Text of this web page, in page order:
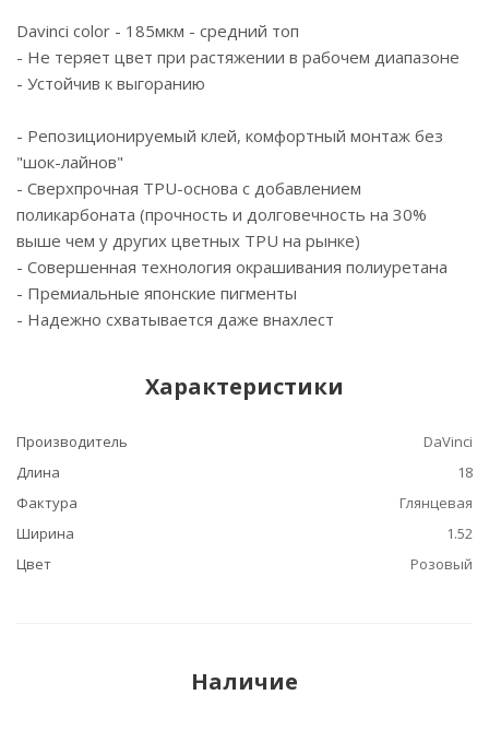
Davinci color - 185мкм - средний топ
- Не теряет цвет при растяжении в рабочем диапазоне
- Устойчив к выгоранию
- Репозиционируемый клей, комфортный монтаж без
"шок-лайнов"
- Сверхпрочная TPU-основа с добавлением
поликарбоната (прочность и долговечность на 30%
выше чем у других цветных TPU на рынке)
- Cовершенная технология окрашивания полиуретана
- Премиальные японские пигменты
- Надежно схватывается даже внахлест
Характеристики
Производитель
DaVinci
Длина
18
Фактура
Глянцевая
Ширина
1.52
Цвет
Розовый
Наличие